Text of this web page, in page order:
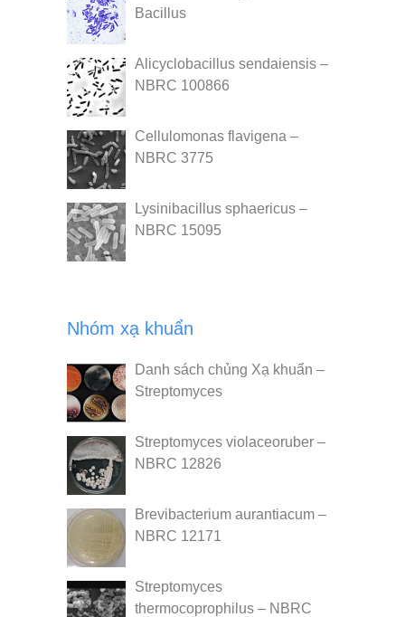
Bacillus
Alicyclobacillus sendaiensis –
NBRC 100866
Cellulomonas flavigena –
NBRC 3775
Lysinibacillus sphaericus –
NBRC 15095
Nhóm xạ khuẩn
Danh sách chủng Xạ khuẩn –
Streptomyces
Streptomyces violaceoruber –
NBRC 12826
Brevibacterium aurantiacum –
NBRC 12171
Streptomyces
thermocoprophilus – NBRC